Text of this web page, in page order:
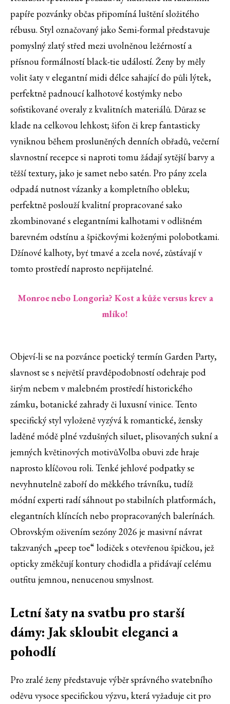
papíře pozvánky občas připomíná luštění složitého
rébusu. Styl označovaný jako Semi-formal představuje
pomyslný zlatý střed mezi uvolněnou ležérností a
přísnou formálností black-tie událostí. Ženy by měly
volit šaty v elegantní midi délce sahající do půli lýtek,
perfektně padnoucí kalhotové kostýmky nebo
sofistikované overaly z kvalitních materiálů. Důraz se
klade na celkovou lehkost; šifon či krep fantasticky
vyniknou během prosluněných denních obřadů, večerní
slavnostní recepce si naproti tomu žádají sytější barvy a
těžší textury, jako je samet nebo satén. Pro pány zcela
odpadá nutnost vázanky a kompletního obleku;
perfektně poslouží kvalitní propracované sako
zkombinované s elegantními kalhotami v odlišném
barevném odstínu a špičkovými koženými polobotkami.
Džínové kalhoty, byť tmavé a zcela nové, zůstávají v
tomto prostředí naprosto nepřijatelné.
Monroe nebo Longoria? Kost a kůže versus krev a
mlíko!
Objeví-li se na pozvánce poetický termín Garden Party,
slavnost se s největší pravděpodobností odehraje pod
širým nebem v malebném prostředí historického
zámku, botanické zahrady či luxusní vinice. Tento
specifický styl vyloženě vyzývá k romantické, žensky
laděné módě plné vzdušných siluet, plisovaných sukní a
jemných květinových motivů.Volba obuvi zde hraje
naprosto klíčovou roli. Tenké jehlové podpatky se
nevyhnutelně zaboří do měkkého trávníku, tudíž
módní experti radí sáhnout po stabilních platformách,
elegantních klíncích nebo propracovaných balerínách.
Obrovským oživením sezóny 2026 je masivní návrat
takzvaných „peep toe“ lodiček s otevřenou špičkou, jež
opticky změkčují kontury chodidla a přidávají celému
outfitu jemnou, nenucenou smyslnost.
Letní šaty na svatbu pro starší
dámy: Jak skloubit eleganci a
pohodlí
Pro zralé ženy představuje výběr správného svatebního
oděvu vysoce specifickou výzvu, která vyžaduje cit pro